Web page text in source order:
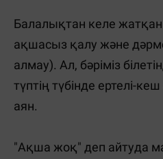
Балалықтан келе
ақшасыз қалу және
алмау). Ал, бәріміз
түптің түбінде ертелі-
аян.
"Ақша жоқ" деп айтуда